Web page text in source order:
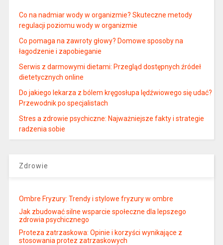
Co na nadmiar wody w organizmie? Skuteczne metody
regulacji poziomu wody w organizmie
Co pomaga na zawroty głowy? Domowe sposoby na
łagodzenie i zapobieganie
Serwis z darmowymi dietami: Przegląd dostępnych źródeł
dietetycznych online
Do jakiego lekarza z bólem kręgosłupa lędźwiowego się udać?
Przewodnik po specjalistach
Stres a zdrowie psychiczne: Najważniejsze fakty i strategie
radzenia sobie
Zdrowie
Ombre Fryzury: Trendy i stylowe fryzury w ombre
Jak zbudować silne wsparcie społeczne dla lepszego
zdrowia psychicznego
Proteza zatrzaskowa: Opinie i korzyści wynikające z
stosowania protez zatrzaskowych